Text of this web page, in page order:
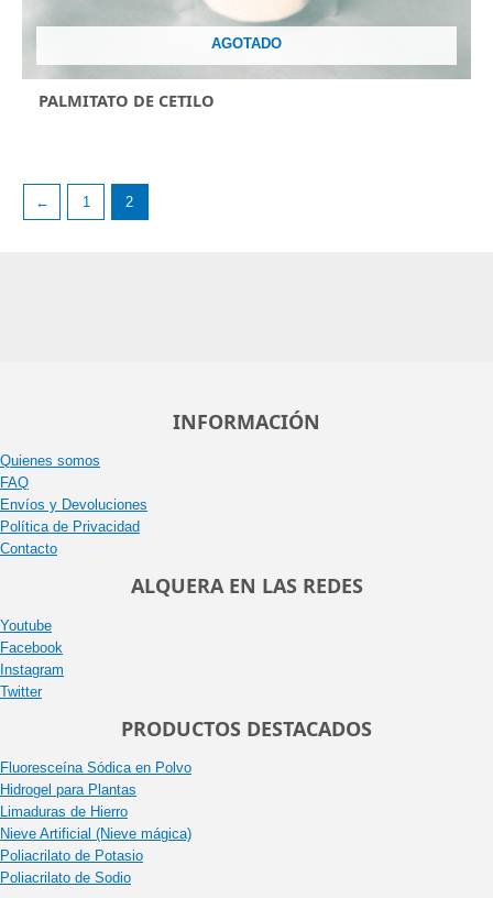
AGOTADO
PALMITATO DE CETILO
← 1 2
INFORMACIÓN
Quienes somos
FAQ
Envíos y Devoluciones
Política de Privacidad
Contacto
ALQUERA EN LAS REDES
Youtube
Facebook
Instagram
Twitter
PRODUCTOS DESTACADOS
Fluoresceína Sódica en Polvo
Hidrogel para Plantas
Limaduras de Hierro
Nieve Artificial (Nieve mágica)
Poliacrilato de Potasio
Poliacrilato de Sodio